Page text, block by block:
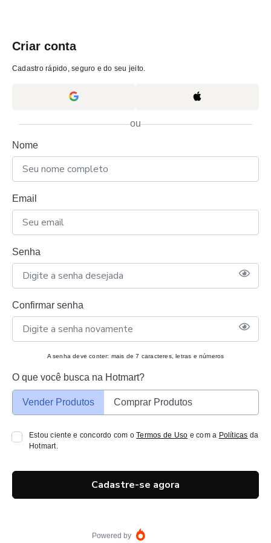
Criar conta
Cadastro rápido, seguro e do seu jeito.
ou
Nome
Email
Senha
Confirmar senha
A senha deve conter: mais de 7 caracteres, letras e números
O que você busca na Hotmart?
Vender Produtos Comprar Produtos
Estou ciente e concordo com oTermos de Uso e com a Políticas da
Hotmart.
Cadastre-se agora
Powered by